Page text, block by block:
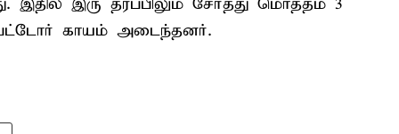
காயம் அடைந்தனர்.